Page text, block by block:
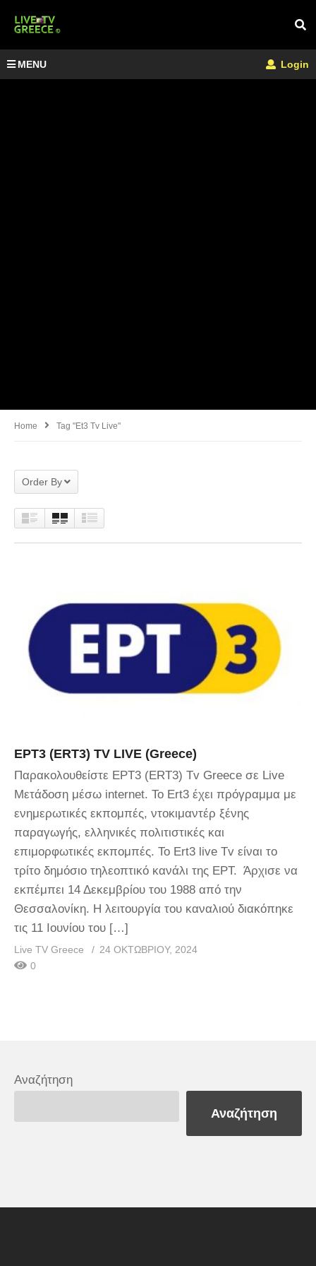
MENU Login
Home Tag "Et3 Tv Live"
Order By
ΕΡΤ3 (ERT3) TV LIVE (Greece)
Παρακολουθείστε ΕΡΤ3 (ERT3) Tv Greece σε Live
Μετάδοση μέσω internet. Το Ert3 έχει πρόγραμμα με
ενημερωτικές εκπομπές, ντοκιμαντέρ ξένης
παραγωγής, ελληνικές πολιτιστικές και
επιμορφωτικές εκπομπές. To Ert3 live Tv είναι το
τρίτο δημόσιο τηλεοπτικό κανάλι της ΕΡΤ. Άρχισε να
εκπέμπει 14 Δεκεμβρίου του 1988 από την
Θεσσαλονίκη. Η λειτουργία του καναλιού διακόπηκε
τις 11 Ιουνίου του […]
Live TV Greece
24 ΟΚΤΩΒΡΊΟΥ, 2024
0
Αναζήτηση
Αναζήτηση